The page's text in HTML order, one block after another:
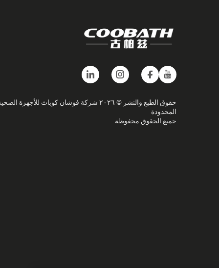
حقوق الطبع والنشر © ٢٠٢٦ شركة فوشان كوباث للأجهزة
المحدودة
جميع الحقوق محفوظة